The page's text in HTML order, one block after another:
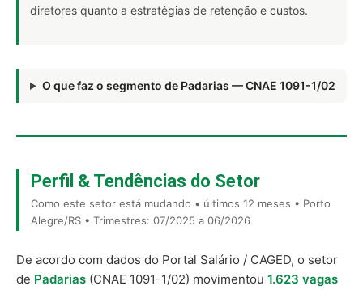
diretores quanto a estratégias de retenção e custos.
O que faz o segmento de Padarias — CNAE 1091-1/02
Perfil & Tendências do Setor
Como este setor está mudando • últimos 12 meses • Porto
Alegre/RS • Trimestres: 07/2025 a 06/2026
De acordo com dados do Portal Salário / CAGED, o setor
de Padarias (CNAE 1091-1/02) movimentou 1.623 vagas